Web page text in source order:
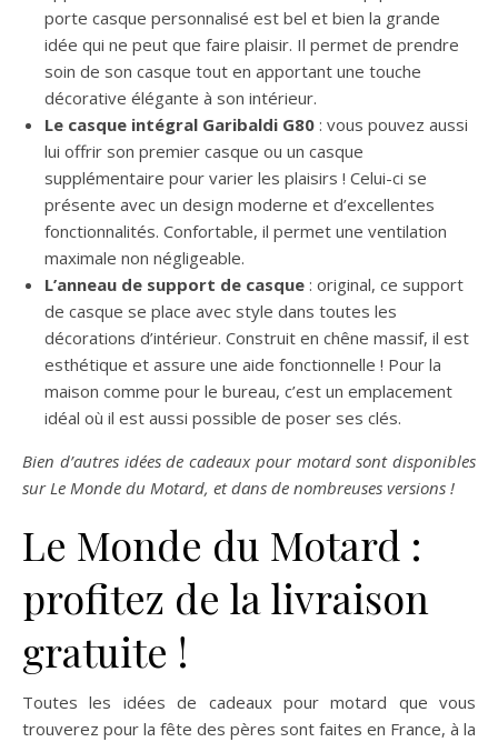
porte casque personnalisé est bel et bien la grande
idée qui ne peut que faire plaisir. Il permet de prendre
soin de son casque tout en apportant une touche
décorative élégante à son intérieur.
Le casque intégral Garibaldi G80 : vous pouvez aussi
lui offrir son premier casque ou un casque
supplémentaire pour varier les plaisirs ! Celui-ci se
présente avec un design moderne et d’excellentes
fonctionnalités. Confortable, il permet une ventilation
maximale non négligeable.
L’anneau de support de casque : original, ce support
de casque se place avec style dans toutes les
décorations d’intérieur. Construit en chêne massif, il est
esthétique et assure une aide fonctionnelle ! Pour la
maison comme pour le bureau, c’est un emplacement
idéal où il est aussi possible de poser ses clés.
Bien d’autres idées de cadeaux pour motard sont disponibles
sur Le Monde du Motard, et dans de nombreuses versions !
Le Monde du Motard :
profitez de la livraison
gratuite !
Toutes les idées de cadeaux pour motard que vous
trouverez pour la fête des pères sont faites en France, à la